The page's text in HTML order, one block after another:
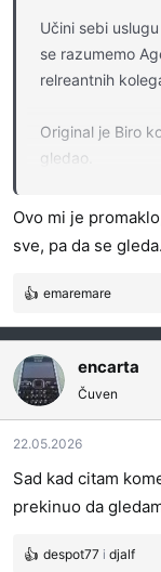
Učini sebi
se razumemo
relreantnih
Original je Biro
gledao.
Биро
50m |
Ovo mi je
sve, pa da se gleda.
R
a
g
o
v
a
n
a
:
emaremare
encarta
Čuven
22.05.2026
Sad kad citam
prekinuo da
R
despot77 i djalf